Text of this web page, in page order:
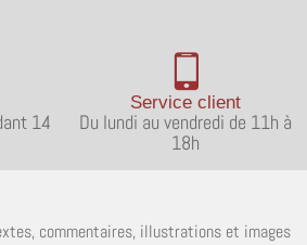
14
Service client
Du lundi au vendredi de 11h à
18h
commentaires, illustrations et images